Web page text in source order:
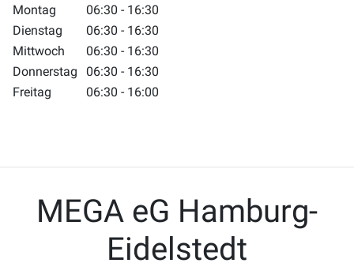
Montag
06:30 - 16:30
Dienstag
06:30 - 16:30
Mittwoch
06:30 - 16:30
Donnerstag
06:30 - 16:30
Freitag
06:30 - 16:00
MEGA eG Hamburg-
Eidelstedt